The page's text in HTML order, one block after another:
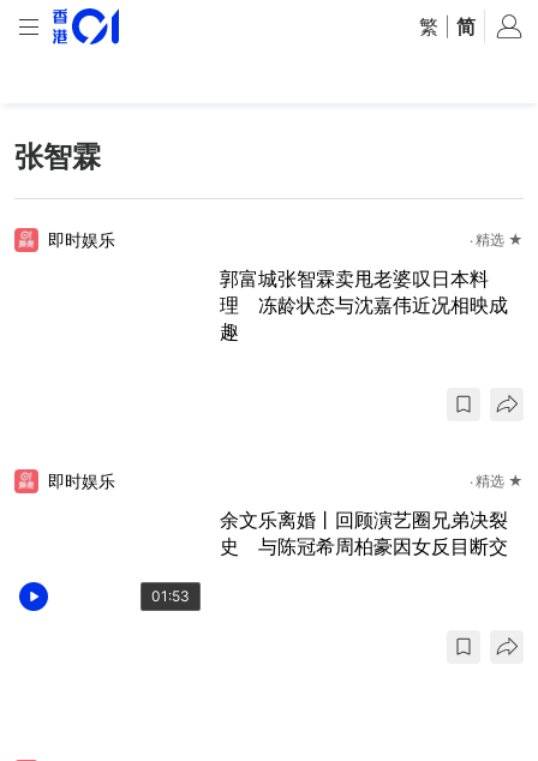
繁 简
张智霖
即时娱乐 精选 ★
郭富城张智霖卖甩老婆叹日本料
理 冻龄状态与沈嘉伟近况相映成
趣
01:53
即时娱乐 精选 ★
余文乐离婚丨回顾演艺圈兄弟决裂
史 与陈冠希周柏豪因女反目断交